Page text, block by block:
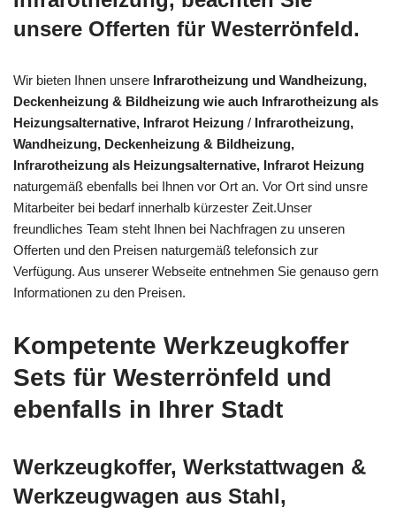
unsere Offerten für Westerrönfeld.
Wir bieten Ihnen unsere Infrarotheizung und Wandheizung,
Deckenheizung & Bildheizung wie auch Infrarotheizung als
Heizungsalternative, Infrarot Heizung / Infrarotheizung,
Wandheizung, Deckenheizung & Bildheizung,
Infrarotheizung als Heizungsalternative, Infrarot Heizung
naturgemäß ebenfalls bei Ihnen vor Ort an. Vor Ort sind unsre
Mitarbeiter bei bedarf innerhalb kürzester Zeit.Unser
freundliches Team steht Ihnen bei Nachfragen zu unseren
Offerten und den Preisen naturgemäß telefonsich zur
Verfügung. Aus unserer Webseite entnehmen Sie genauso gern
Informationen zu den Preisen.
Kompetente Werkzeugkoffer
Sets für Westerrönfeld und
ebenfalls in Ihrer Stadt
Werkzeugkoffer, Werkstattwagen &
Werkzeugwagen aus Stahl,